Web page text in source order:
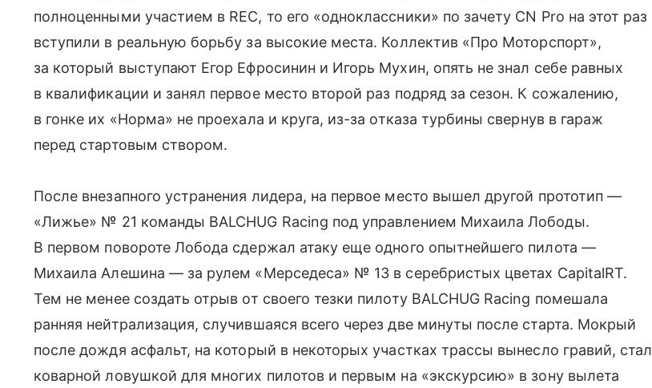
полноценными участием в REC, то его «одноклассники» по зачету CN Pro на этот раз
вступили в реальную борьбу за высокие места. Коллектив «Про Моторспорт»,
за который выступают Егор Ефросинин и Игорь Мухин, опять не знал себе равных
в квалификации и занял первое место второй раз подряд за сезон. К сожалению,
в гонке их «Норма» не проехала и круга, из-за отказа турбины свернув в гараж
перед стартовым створом.
После внезапного устранения лидера, на первое место вышел другой прототип —
«Лижье» № 21 команды BALCHUG Racing под управлением Михаила Лободы.
В первом повороте Лобода сдержал атаку еще одного опытнейшего пилота —
Михаила Алешина — за рулем «Мерседеса» № 13 в серебристых цветах CapitalRT.
Тем не менее создать отрыв от своего тезки пилоту BALCHUG Racing помешала
ранняя нейтрализация, случившаяся всего через две минуты после старта. Мокрый
после дождя асфальт, на который в некоторых участках трассы вынесло гравий, стал
коварной ловушкой для многих пилотов и первым на «экскурсию» в зону вылета